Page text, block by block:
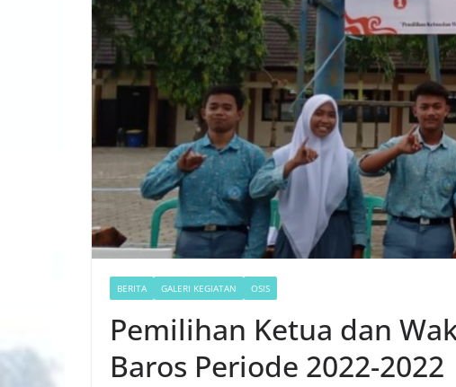
BERITA GALERI KEGIATAN OSIS
Pemilihan Ketua dan
Baros Periode 2022-2022